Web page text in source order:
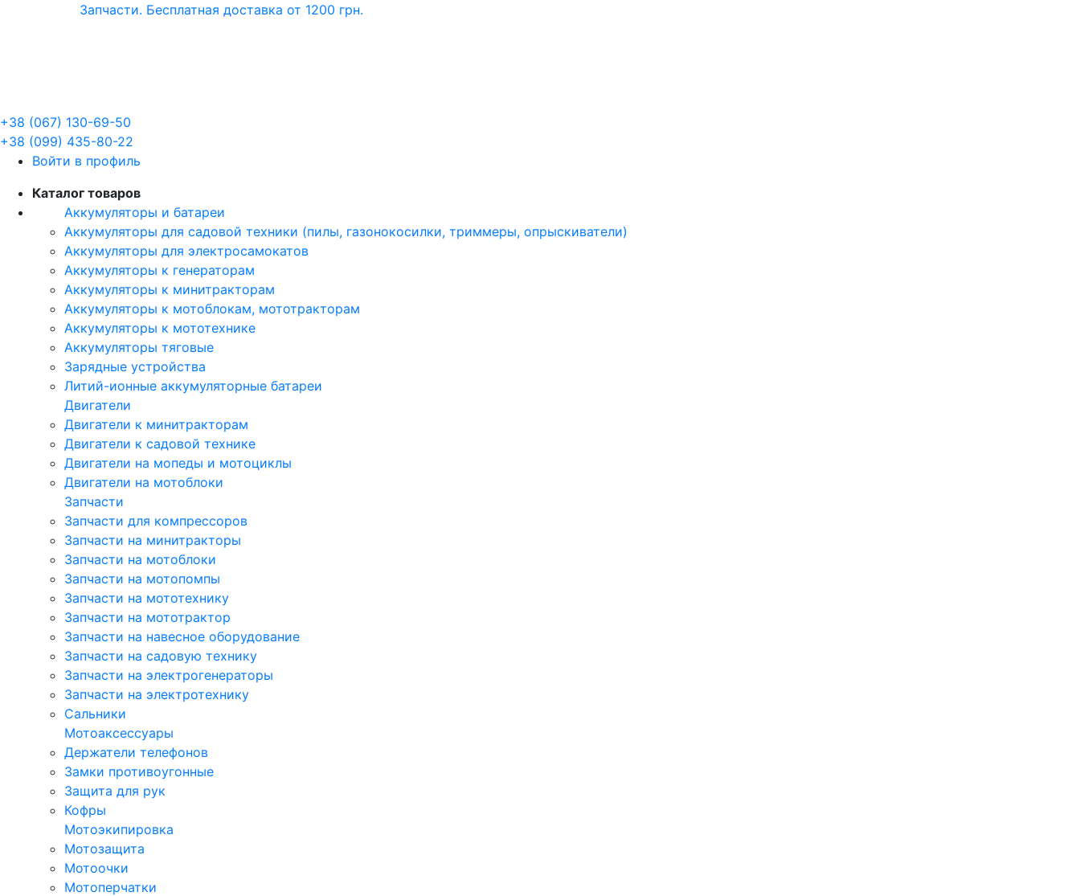
Запчасти. Бесплатная доставка от 1200 грн.
+38 (067) 130-69-50
+38 (099) 435-80-22
Войти в профиль
Каталог товаров
Аккумуляторы и батареи
Аккумуляторы для садовой техники (пилы, газонокосилки, триммеры, опрыскиватели)
Аккумуляторы для электросамокатов
Аккумуляторы к генераторам
Аккумуляторы к минитракторам
Аккумуляторы к мотоблокам, мототракторам
Аккумуляторы к мототехнике
Аккумуляторы тяговые
Зарядные устройства
Литий-ионные аккумуляторные батареи
Двигатели
Двигатели к минитракторам
Двигатели к садовой технике
Двигатели на мопеды и мотоциклы
Двигатели на мотоблоки
Запчасти
Запчасти для компрессоров
Запчасти на минитракторы
Запчасти на мотоблоки
Запчасти на мотопомпы
Запчасти на мототехнику
Запчасти на мототрактор
Запчасти на навесное оборудование
Запчасти на садовую технику
Запчасти на электрогенераторы
Запчасти на электротехнику
Сальники
Мотоаксессуары
Держатели телефонов
Замки противоугонные
Защита для рук
Кофры
Мотоэкипировка
Мотозащита
Мотоочки
Мотоперчатки